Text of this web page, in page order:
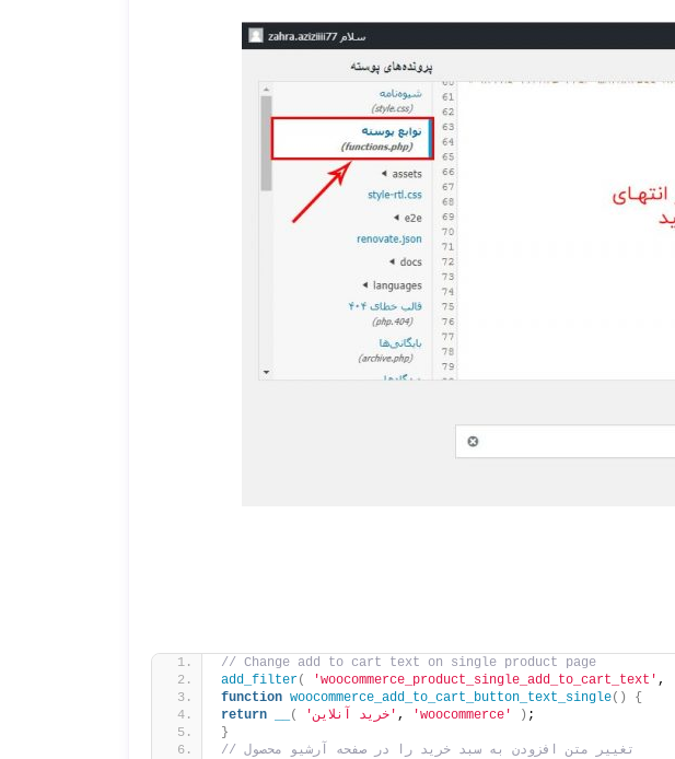
// Change add to cart text on single product page
add_filter( 'woocommerce_product_single_add_to_cart_text' ,
function woocommerce_add_to_cart_button_text_single()
{
return
( 'خرید آنلاین' , 'woocommerce' ) ;
}
// تغییر متن افزودن به سبد خرید را در صفحه آرشیو محصول